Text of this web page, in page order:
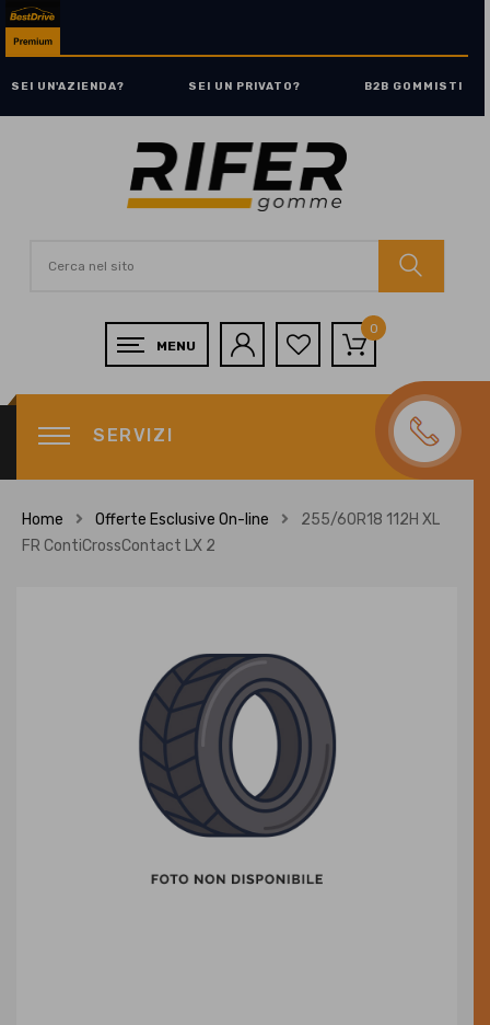
SEI UN'AZIENDA? SEI UN PRIVATO? B2B GOMMISTI
0
SERVIZI
Home Offerte Esclusive On-line
255/60R18 112H XL
FR ContiCrossContact LX 2